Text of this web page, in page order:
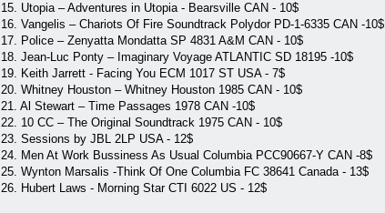
15. Utopia – Adventures in Utopia - Bearsville CAN - 10$
16. Vangelis – Chariots Of Fire Soundtrack Polydor PD-1-6335 CAN -10$
17. Police – Zenyatta Mondatta SP 4831 A&M CAN - 10$
18. Jean-Luc Ponty – Imaginary Voyage ATLANTIC SD 18195 -10$
19. Keith Jarrett - Facing You ECM 1017 ST USA - 7$
20. Whitney Houston – Whitney Houston 1985 CAN - 10$
21. Al Stewart – Time Passages 1978 CAN -10$
22. 10 CC – The Original Soundtrack 1975 CAN - 10$
23. Sessions by JBL 2LP USA - 12$
24. Men At Work Bussiness As Usual Columbia PCC90667-Y CAN -8$
25. Wynton Marsalis -Think Of One Columbia FC 38641 Canada - 13$
26. Hubert Laws - Morning Star CTI 6022 US - 12$